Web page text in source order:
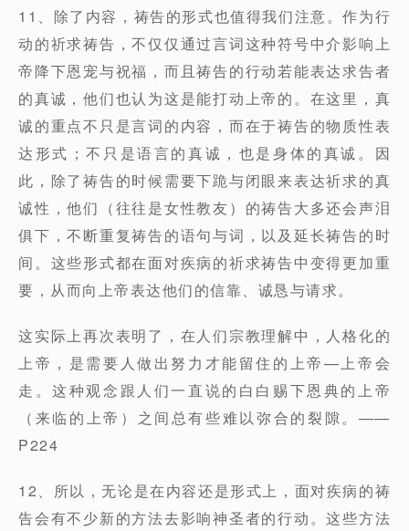
11、除了内容，祷告的形式也值得我们注意。作为行
动的祈求祷告，不仅仅通过言词这种符号中介影响上
帝降下恩宠与祝福，而且祷告的行动若能表达求告者
的真诚，他们也认为这是能打动上帝的。在这里，真
诚的重点不只是言词的内容，而在于祷告的物质性表
达形式；不只是语言的真诚，也是身体的真诚。因
此，除了祷告的时候需要下跪与闭眼来表达祈求的真
诚性，他们（往往是女性教友）的祷告大多还会声泪
俱下，不断重复祷告的语句与词，以及延长祷告的时
间。这些形式都在面对疾病的祈求祷告中变得更加重
要，从而向上帝表达他们的信靠、诚恳与请求。
这实际上再次表明了，在人们宗教理解中，人格化的
上帝，是需要人做出努力才能留住的上帝—上帝会
走。这种观念跟人们一直说的白白赐下恩典的上帝
（来临的上帝）之间总有些难以弥合的裂隙。——
P224
12、所以，无论是在内容还是形式上，面对疾病的祷
告会有不少新的方法去影响神圣者的行动。这些方法